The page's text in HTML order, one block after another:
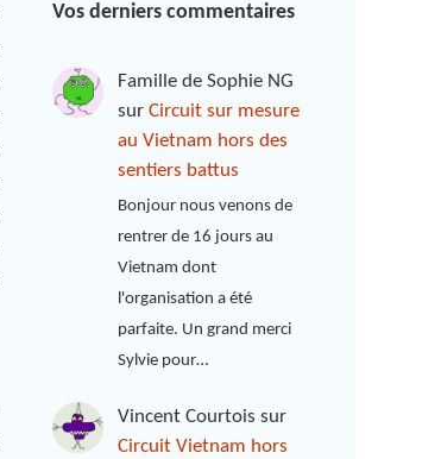
Vos derniers commentaires
Famille de Sophie NG
surCircuit sur mesure
au Vietnam hors des
sentiers battus
Bonjour nous venons de
rentrer de 16 jours au
Vietnam dont
l'organisation a été
parfaite. Un grand merci
Sylvie pour…
Vincent Courtois sur
Circuit Vietnam hors